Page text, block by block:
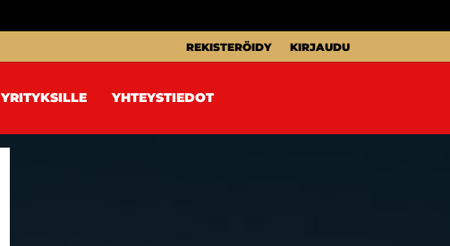
REKISTERÖIDY KIRJAUDU
YRITYKSILLE YHTEYSTIEDOT